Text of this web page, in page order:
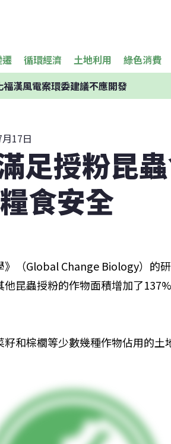
循環經濟 土地利用 綠色消費
漢風電案環委建議不應開發
17日
足授粉昆
食安全
（Global Change Biology）的
昆蟲授粉的作物面積增加了
和棕櫚等少數幾種作物佔用的土